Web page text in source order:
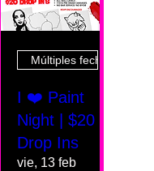
Múltiples fechas
I ❤️ Paint
Night | $20
Drop Ins
vie, 13 feb